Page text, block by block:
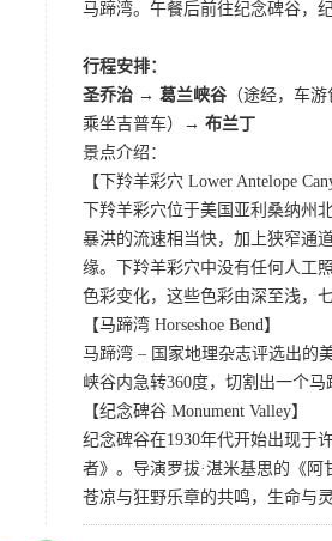
马蹄湾。午餐后前往纪念碑谷，
行程安排：
圣乔治 → 葛兰峡谷 （途经，车
乘坐吉普车）→ 布兰丁
景点介绍：
【下羚羊彩穴 Lower Antelope
下羚羊彩穴位于美国亚利桑纳
暴洪的流速相当快，加上狭窄通
缘。下羚羊彩穴中没有任何人工
色彩变化，这些色彩由深至浅，
【马蹄湾 Horseshoe Bend】
马蹄湾 – 国家地理杂志评选出的
峡谷内急转360度，切割出一个
【纪念碑谷 Monument Valley】
纪念碑谷在1930年代开始出现于
者》。导演罗拔·湛米基思的《
苍凉与狂野乐章的共鸣，生命与